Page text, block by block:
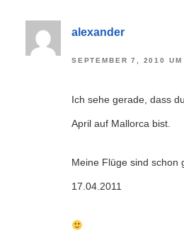
alexander
SEPTEMBER 7, 2010
Ich sehe gerade, dass
April auf Mallorca bist.
Meine Flüge sind schon
17.04.2011